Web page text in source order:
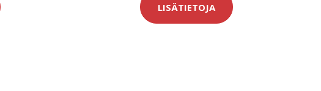
LISÄTIETOJA